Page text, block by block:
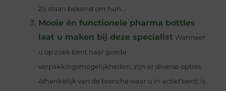
Zij staan bekend om hun...
Mooie én functionele pharma bottles
laat u maken bij deze specialist Wanneer
u op zoek bent naar goede
verpakkingsmogelijkheden, zijn er diverse opties.
Afhankelijk van de branche waar u in actief bent, is